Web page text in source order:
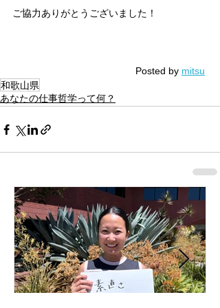
ご協力ありがとうございました！
Posted by mitsu
和歌山県
あなたの仕事哲学って何？